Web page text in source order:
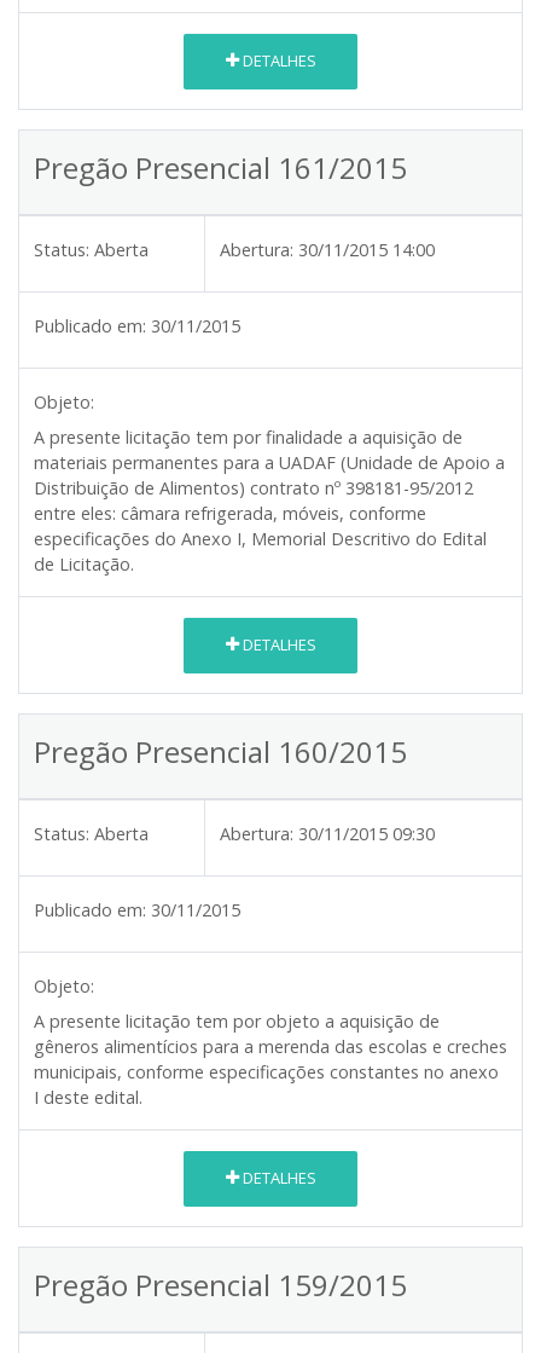
DETALHES
Pregão Presencial 161/2015
Status: Aberta Abertura: 30/11/2015 14:00
Publicado em: 30/11/2015
Objeto:
A presente licitação tem por finalidade a aquisição de
materiais permanentes para a UADAF (Unidade de Apoio a
Distribuição de Alimentos) contrato nº 398181-95/2012
entre eles: câmara refrigerada, móveis, conforme
especificações do Anexo I, Memorial Descritivo do Edital
de Licitação.
DETALHES
Pregão Presencial 160/2015
Status: Aberta Abertura: 30/11/2015 09:30
Publicado em: 30/11/2015
Objeto:
A presente licitação tem por objeto a aquisição de
gêneros alimentícios para a merenda das escolas e creches
municipais, conforme especificações constantes no anexo
I deste edital.
DETALHES
Pregão Presencial 159/2015